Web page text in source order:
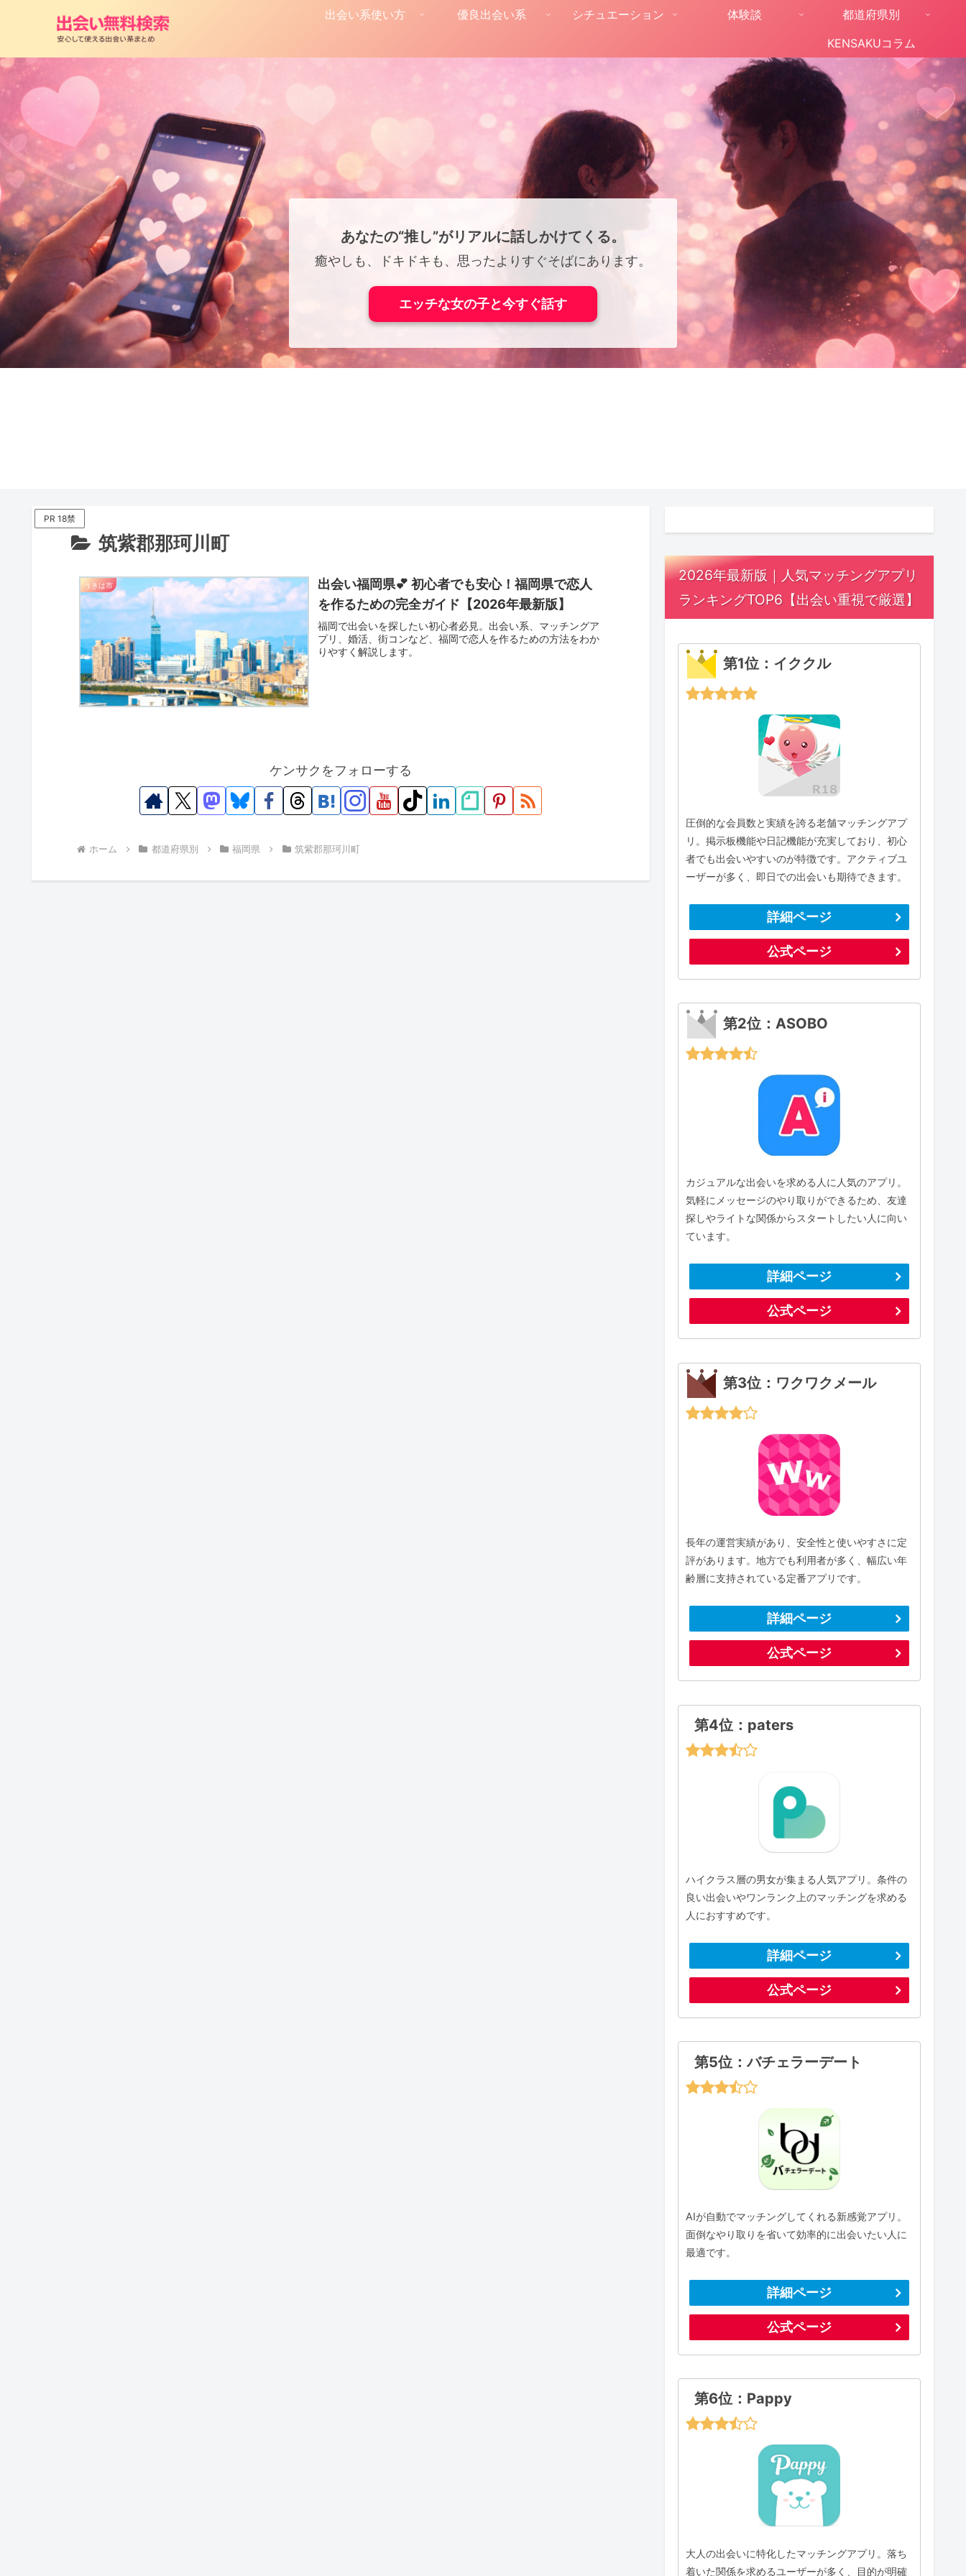
出会い系使い方 優良出会い系 シチュエーション 体験談
都道府県別
KENSAKUコラム
あなたの“推し”がリアルに話しかけてくる。
癒やしも、ドキドキも、思ったよりすぐそばにあります。
エッチな女の子と今すぐ話す
PR 18禁
筑紫郡那珂川町
うきは市
出会い福岡県💕 初心者でも安心！福岡県で恋人
を作るための完全ガイド【2026年最新版】
福岡で出会いを探したい初心者必見。出会い系、マッチングア
プリ、婚活、街コンなど、福岡で恋人を作るための方法をわか
りやすく解説します。
ケンサクをフォローする
ホーム 都道府県別 福岡県 筑紫郡那珂川町
2026年最新版｜人気マッチングアプリ
ランキングTOP6【出会い重視で厳選】
第1位：イククル
圧倒的な会員数と実績を誇る老舗マッチングアプ
リ。掲示板機能や日記機能が充実しており、初心
者でも出会いやすいのが特徴です。アクティブユ
ーザーが多く、即日での出会いも期待できます。
詳細ページ
公式ページ
第2位：ASOBO
カジュアルな出会いを求める人に人気のアプリ。
気軽にメッセージのやり取りができるため、友達
探しやライトな関係からスタートしたい人に向い
ています。
詳細ページ
公式ページ
第3位：ワクワクメール
長年の運営実績があり、安全性と使いやすさに定
評があります。地方でも利用者が多く、幅広い年
齢層に支持されている定番アプリです。
詳細ページ
公式ページ
第4位：paters
ハイクラス層の男女が集まる人気アプリ。条件の
良い出会いやワンランク上のマッチングを求める
人におすすめです。
詳細ページ
公式ページ
第5位：バチェラーデート
AIが自動でマッチングしてくれる新感覚アプリ。
面倒なやり取りを省いて効率的に出会いたい人に
最適です。
詳細ページ
公式ページ
第6位：Pappy
大人の出会いに特化したマッチングアプリ。落ち
着いた関係を求めるユーザーが多く、目的が明確